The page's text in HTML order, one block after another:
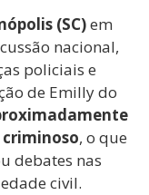
(SC)em
nacional,
policiais e
de Emilly do
, o que
debates nas
civil.